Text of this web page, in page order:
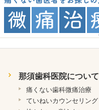
那須歯科医院について
痛くない歯科微痛治療
ていねいカウンセリング